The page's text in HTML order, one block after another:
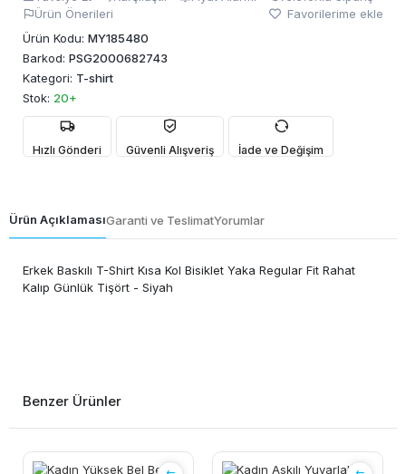
Ürün Önerileri
Favorilerime ekle
Ürün Kodu: MY185480
Barkod: PSG2000682743
Kategori: T-shirt
Stok: 20+
Hızlı Gönderi Güvenli Alışveriş İade ve Değişim
Ürün AçıklamasıGaranti ve TeslimatYorumlar
Erkek Baskılı T-Shirt Kısa Kol Bisiklet Yaka Regular Fit Rahat
Kalıp Günlük Tişört - Siyah
Benzer Ürünler